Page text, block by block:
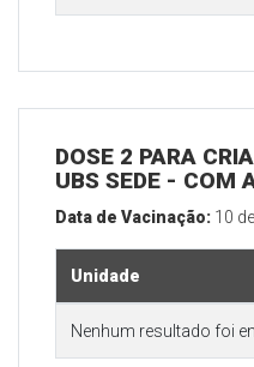
DOSE 2 PARA
UBS SEDE - COM
Data de Vacinação: 10
Unidade
Nenhum resultado foi